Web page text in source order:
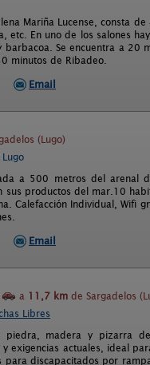
Mariña Lucense, consta
En uno de los salones
Se encuentra a 20
minutos de Ribadeo.
Email
(Lugo)
a 500 metros del arenal
sus productos del mar.10
Calefacción Individual, Wifi
Email
a 11,7 km de Sargadelos
Libres
madera y pizarra
exigencias actuales, ideal
para discapacitados por